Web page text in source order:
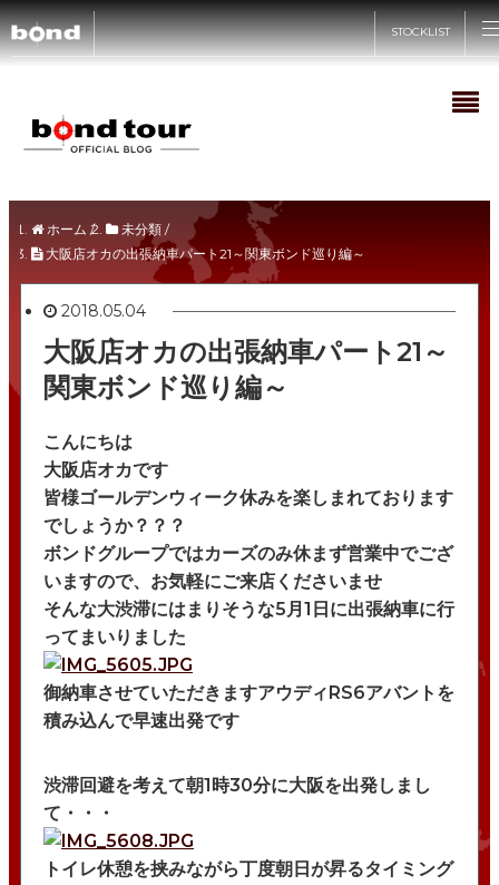
STOCKLIST
買取査定
bond車検
国内納車費用
カスタマイズメニュー
STYLE&WORKS
POLISH
SHOP
bond URAWA
bond URAWA-HIGASHI
bond TOKYO
bond KATSUSHIKA
bond NAGOYA
bond MINI
bond Plus
bond Wrap･Polish
ABOUT
サステナビリティ
会社概要
沿革
古物営業法に基づく表示
RECRUIT
ホーム / 未分類 /
大阪店オカの出張納車パート21～関東ボンド巡り編～
2018.05.04
大阪店オカの出張納車パート21～
関東ボンド巡り編～
こんにちは
大阪店オカです
皆様ゴールデンウィーク休みを楽しまれております
でしょうか？？？
ボンドグループではカーズのみ休まず営業中でござ
いますので、お気軽にご来店くださいませ
そんな大渋滞にはまりそうな5月1日に出張納車に行
ってまいりました
御納車させていただきますアウディRS6アバントを
積み込んで早速出発です
渋滞回避を考えて朝1時30分に大阪を出発しまし
て・・・
トイレ休憩を挟みながら丁度朝日が昇るタイミング